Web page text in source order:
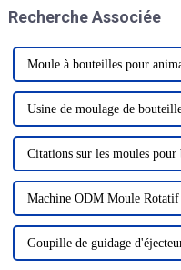
dernières innovations et
Recherche Associée
Moule à bouteilles pour
Usine de moulage de
Citations sur les moules
Machine ODM Moule Rotatif
Goupille de guidage